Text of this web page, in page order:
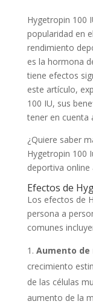
Hygetropin 100
popularidad en
rendimiento
es la hormona
tiene efectos
este artículo,
100 IU, sus
tener en cuenta
¿Quiere saber
Hygetropin 100
deportiva online
Efectos de
Los efectos de
persona a
comunes
Aumento de
crecimiento
de las células
aumento de la